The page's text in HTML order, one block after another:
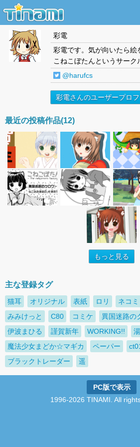
彩電
彩電です。気が向いたら絵
こねこぼたんというサーク
@harufcs
彩電さんのユーザープロ
最近の投稿作品(12)
もっと見る
主な登録タグ
猫耳 オリジナル 表紙 ロリ ネコミ
みみけっと
C80 コミケ
異国迷路の
伊波まひる
謹賀新年 WORKING!!
魔法少女まどか☆マギカ
ペーパー
ブラックトレーダー
遥
PC版で表示
1996-2026 TINAMI. All